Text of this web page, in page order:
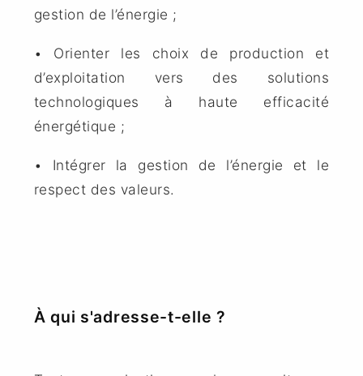
gestion de l’énergie ;
• Orienter les choix de production et
d’exploitation vers des solutions
technologiques à haute efficacité
énergétique ;
• Intégrer la gestion de l’énergie et le
respect des valeurs.
À qui s'adresse-t-elle ?